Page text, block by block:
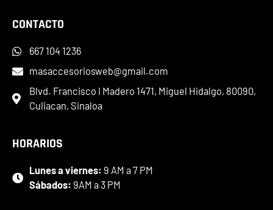
CONTACTO
667 104 1236
masaccesoriosweb@gmail.com
Blvd. Francisco I Madero 1471, Miguel Hidalgo, 80090,
Culiacan, Sinaloa
HORARIOS
Lunes a viernes: 9 AM a 7 PM
Sábados: 9AM a 3 PM